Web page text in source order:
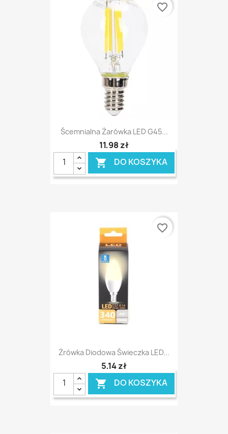
Ścemnialna Żarówka LED G45...
11,98 zł
 DO KOSZYKA
favorite_border
Żrówka Diodowa Świeczka LED...
5,14 zł
 DO KOSZYKA
favorite_border